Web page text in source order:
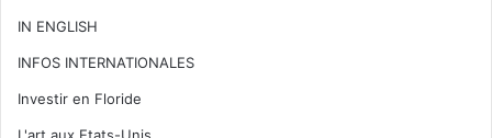
IN ENGLISH
INFOS INTERNATIONALES
Investir en Floride